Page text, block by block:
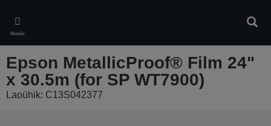
main
content
Menüü
Epson MetallicProof® Film 24"
x 30.5m (for SP WT7900)
Laoühik: C13S042377